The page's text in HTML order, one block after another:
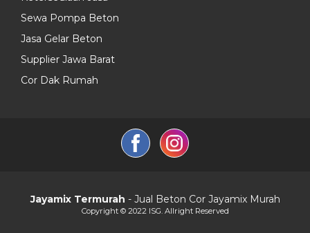
Sewa Pompa Beton
Jasa Gelar Beton
Supplier Jawa Barat
Cor Dak Rumah
Jayamix Termurah - Jual Beton Cor Jayamix Murah
Copyright © 2022 ISG. Allright Reserved